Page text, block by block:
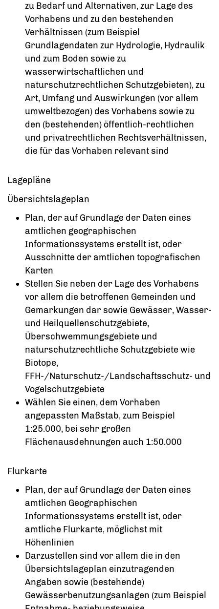
zu Bedarf und Alternativen, zur Lage des
Vorhabens und zu den bestehenden
Verhältnissen (zum Beispiel
Grundlagendaten zur Hydrologie, Hydraulik
und zum Boden sowie zu
wasserwirtschaftlichen und
naturschutzrechtlichen Schutzgebieten), zu
Art, Umfang und Auswirkungen (vor allem
umweltbezogen) des Vorhabens sowie zu
den (bestehenden) öffentlich-rechtlichen
und privatrechtlichen Rechtsverhältnissen,
die für das Vorhaben relevant sind
Lagepläne
Übersichtslageplan
Plan, der auf Grundlage der Daten eines
amtlichen geographischen
Informationssystems erstellt ist, oder
Ausschnitte der amtlichen topografischen
Karten
Stellen Sie neben der Lage des Vorhabens
vor allem die betroffenen Gemeinden und
Gemarkungen dar sowie Gewässer, Wasser-
und Heilquellenschutzgebiete,
Überschwemmungsgebiete und
naturschutzrechtliche Schutzgebiete wie
Biotope,
FFH-/Naturschutz-/Landschaftsschutz- und
Vogelschutzgebiete
Wählen Sie einen, dem Vorhaben
angepassten Maßstab, zum Beispiel
1:25.000, bei sehr großen
Flächenausdehnungen auch 1:50.000
Flurkarte
Plan, der auf Grundlage der Daten eines
amtlichen Geographischen
Informationssystems erstellt ist, oder
amtliche Flurkarte, möglichst mit
Höhenlinien
Darzustellen sind vor allem die in den
Übersichtslageplan einzutragenden
Angaben sowie (bestehende)
Gewässerbenutzungsanlagen (zum Beispiel